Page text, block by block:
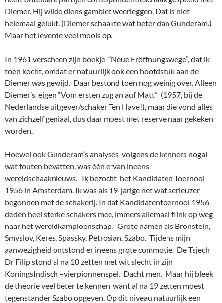
Diemer. Hij wilde diens gambiet weerleggen. Dat is niet
helemaal gelukt. (Diemer schaakte wat beter dan Gunderam.)
Maar het leverde veel moois op.
In 1961 verscheen zijn boekje “Neue Eröffnungswege”, dat ik
toen kocht, omdat er natuurlijk ook een hoofdstuk aan de
Diemer was gewijd. Daar bestond toen nog weinig over. Alleen
Diemer’s eigen “Vom ersten zug an auf Matt” (1957, bij de
Nederlandse uitgever/schaker Ten Have!), maar die vond alles
van zichzelf geniaal, dus daar moest met reserve naar gekeken
worden.
Hoewel ook Gunderam’s analyses volgens de kenners nogal
wat fouten bevatten, was één ervan ineens
wereldschaaknieuws. Ik bezocht het Kandidaten Toernooi
1956 in Amsterdam. Ik was als 19-jarige net wat serieuzer
begonnen met de schakerij. In dat Kandidatentoernooi 1956
deden heel sterke schakers mee, immers allemaal flink op weg
naar het wereldkampioenschap. Grote namen als Bronstein,
Smyslov, Keres, Spassky, Petrosian, Szabo. Tijdens mijn
aanwezigheid ontstond er ineens grote commotie. De Tsjech
Dr Filip stond al na 10 zetten met wit slecht in zijn
KoningsIndisch –vierpionnenspel. Dacht men. Maar hij bleek
de theorie veel beter te kennen, want al na 19 zetten moest
tegenstander Szabo opgeven. Op dit niveau natuurlijk een